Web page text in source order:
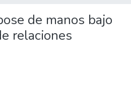
de manos bajo
relaciones